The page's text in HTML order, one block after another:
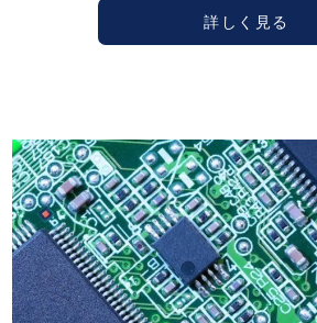
詳しく見る